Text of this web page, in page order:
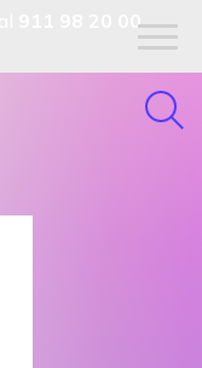
911 98 20 00